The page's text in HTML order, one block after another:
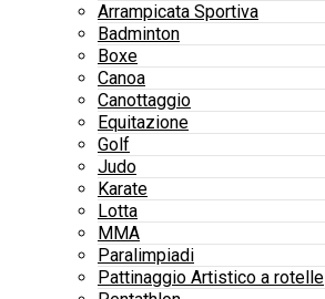
Arrampicata Sportiva
Badminton
Boxe
Canoa
Canottaggio
Equitazione
Golf
Judo
Karate
Lotta
MMA
Paralimpiadi
Pattinaggio Artistico a rotelle